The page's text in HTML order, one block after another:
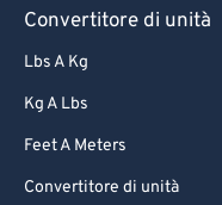
Convertitore di unità
Lbs A Kg
Kg A Lbs
Feet A Meters
Convertitore di unità